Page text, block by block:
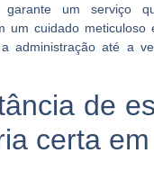
garante um serviço
um cuidado
administração até a
de
certa